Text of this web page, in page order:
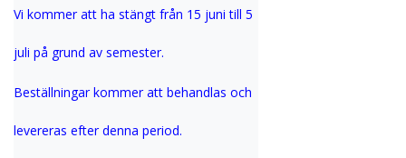
Vi kommer att ha stängt från 15 juni till 5
juli på grund av semester.
Beställningar kommer att behandlas och
levereras efter denna period.